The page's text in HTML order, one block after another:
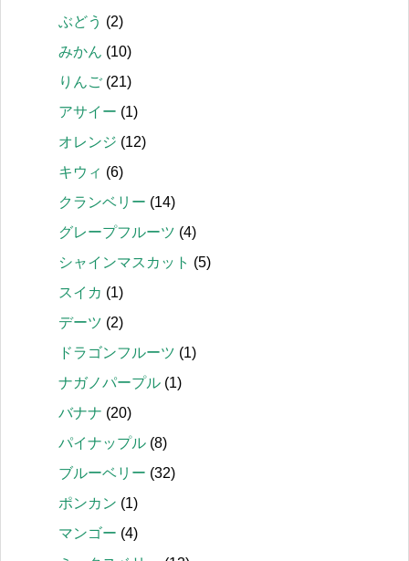
ぶどう (2)
みかん (10)
りんご (21)
アサイー (1)
オレンジ (12)
キウィ (6)
クランベリー (14)
グレープフルーツ (4)
シャインマスカット (5)
スイカ (1)
デーツ (2)
ドラゴンフルーツ (1)
ナガノパープル (1)
バナナ (20)
パイナップル (8)
ブルーベリー (32)
ポンカン (1)
マンゴー (4)